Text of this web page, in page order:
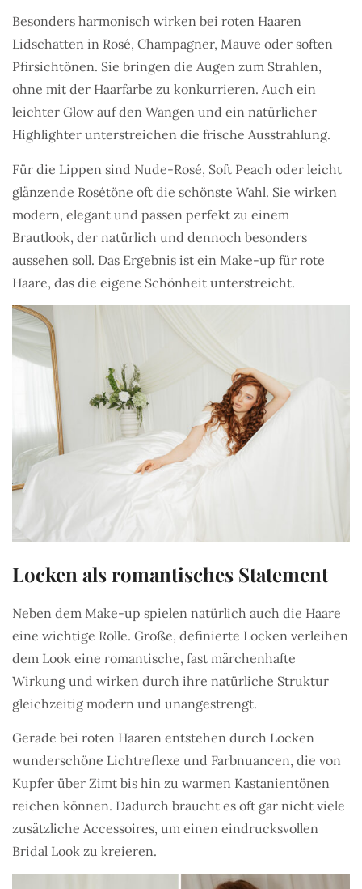
Besonders harmonisch wirken bei roten Haaren
Lidschatten in Rosé, Champagner, Mauve oder soften
Pfirsichtönen. Sie bringen die Augen zum Strahlen,
ohne mit der Haarfarbe zu konkurrieren. Auch ein
leichter Glow auf den Wangen und ein natürlicher
Highlighter unterstreichen die frische Ausstrahlung.
Für die Lippen sind Nude-Rosé, Soft Peach oder leicht
glänzende Rosétöne oft die schönste Wahl. Sie wirken
modern, elegant und passen perfekt zu einem
Brautlook, der natürlich und dennoch besonders
aussehen soll. Das Ergebnis ist ein Make-up für rote
Haare, das die eigene Schönheit unterstreicht.
Locken als romantisches Statement
Neben dem Make-up spielen natürlich auch die Haare
eine wichtige Rolle. Große, definierte Locken verleihen
dem Look eine romantische, fast märchenhafte
Wirkung und wirken durch ihre natürliche Struktur
gleichzeitig modern und unangestrengt.
Gerade bei roten Haaren entstehen durch Locken
wunderschöne Lichtreflexe und Farbnuancen, die von
Kupfer über Zimt bis hin zu warmen Kastanientönen
reichen können. Dadurch braucht es oft gar nicht viele
zusätzliche Accessoires, um einen eindrucksvollen
Bridal Look zu kreieren.